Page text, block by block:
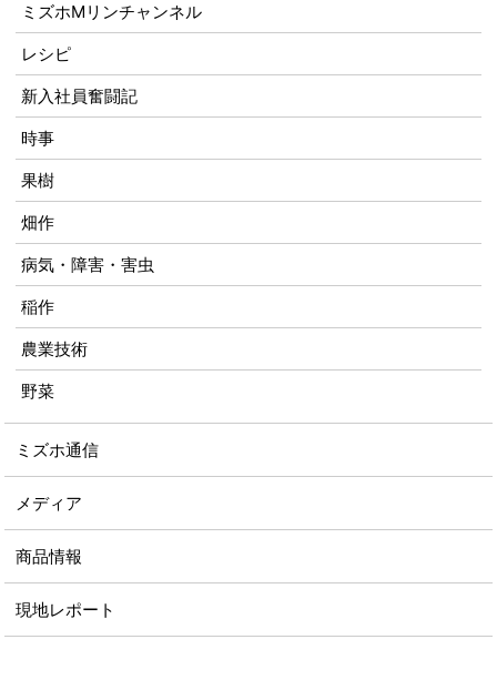
ミズホMリンチャンネル
レシピ
新入社員奮闘記
時事
果樹
畑作
病気・障害・害虫
稲作
農業技術
野菜
ミズホ通信
メディア
商品情報
現地レポート